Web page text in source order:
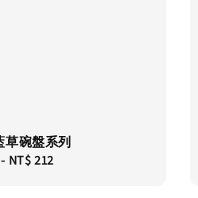
草碗盤系列
NT$ 212